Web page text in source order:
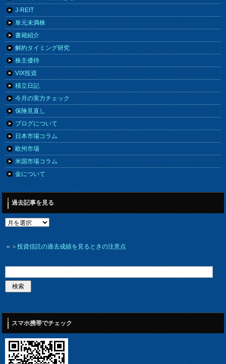
J-REIT
単元未満株
書籍紹介
解約タイミング研究
株主優待
VIX投資
積立日記
今月の実力チェック
保険見直し
ブログについて
日本市場コラム
欧州市場
米国市場コラム
金について
過去記事を見る
＝＞投資信託の過去成績を見るときの注意点
スマホ携帯でチェック